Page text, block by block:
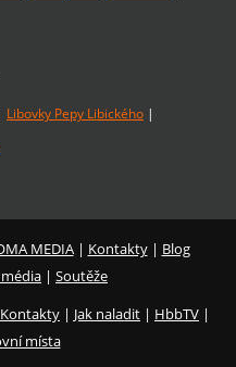
Libovky Pepy Libického |
MEDIA| Kontakty| Blog
| Soutěže
Kontakty | Jak naladit | HbbTV |
místa